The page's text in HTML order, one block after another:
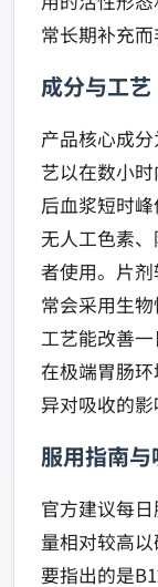
常长期补充而
成分与工艺
产品核心成
艺以在数小
后血浆短时
无人工色素
者使用。片
常会采用生
工艺能改善
在极端胃肠
异对吸收的影
服用指南与
官方建议每
量相对较高
要指出的是